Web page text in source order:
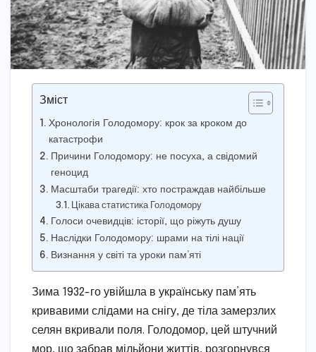
Зміст
Хронологія Голодомору: крок за кроком до
катастрофи
Причини Голодомору: не посуха, а свідомий
геноцид
Масштаби трагедії: хто постраждав найбільше
Цікава статистика Голодомору
Голоси очевидців: історії, що ріжуть душу
Наслідки Голодомору: шрами на тілі нації
Визнання у світі та уроки пам’яті
Зима 1932-го увійшла в українську пам’ять
кривавими слідами на снігу, де тіла замерзлих
селян вкривали поля. Голодомор, цей штучний
мор, що забрав мільйони життів, розгорнувся